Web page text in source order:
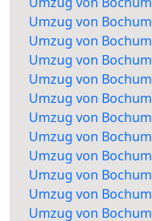
Umzug von
Umzug von
Umzug von
Umzug von
Umzug von
Umzug von
Umzug von
Umzug von
Umzug von
Umzug von
Umzug von